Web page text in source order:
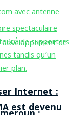
Internet :
est devenu